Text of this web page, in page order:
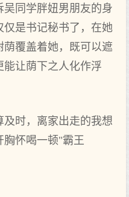
同学胖妞男朋友的身
是书记秘书了，在她
覆盖着她，既可以遮
让荫下之人化作浮
时，离家出走的我想
胸怀喝一顿"霸王